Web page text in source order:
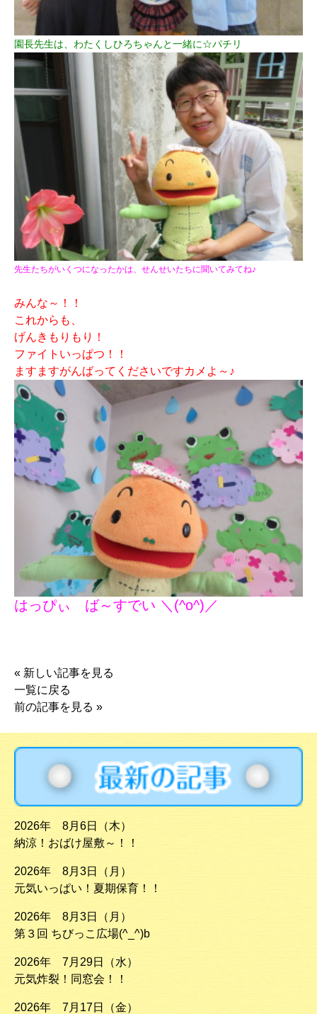
園長先生は、わたくしひろちゃんと一緒に☆パチリ
先生たちがいくつになったかは、 せんせいたちに聞いてみてね♪
みんな～！！
これからも、
げんきもりもり！
ファイトいっぱつ！！
ますますがんばってくださいですカメよ～♪
はっぴぃ ば～すでい ＼(^o^)／
« 新しい記事を見る
一覧に戻る
前の記事を見る »
2026年 8月6日（木）
納涼！おばけ屋敷～！！
2026年 8月3日（月）
元気いっぱい！夏期保育！！
2026年 8月3日（月）
第３回 ちびっこ広場(^_^)b
2026年 7月29日（水）
元気炸裂！同窓会！！
2026年 7月17日（金）